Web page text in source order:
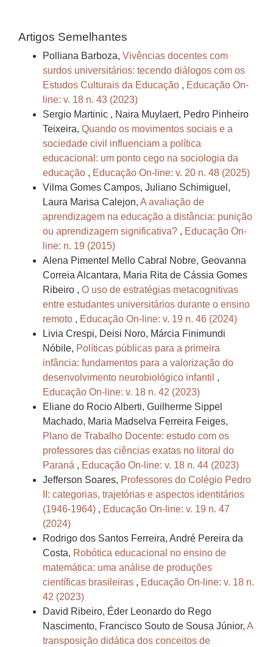
Artigos Semelhantes
Polliana Barboza, Vivências docentes com
surdos universitários: tecendo diálogos com os
Estudos Culturais da Educação , Educação On-
line: v. 18 n. 43 (2023)
Sergio Martinic , Naira Muylaert, Pedro Pinheiro
Teixeira, Quando os movimentos sociais e a
sociedade civil influenciam a política
educacional: um ponto cego na sociologia da
educação , Educação On-line: v. 20 n. 48 (2025)
Vilma Gomes Campos, Juliano Schimiguel,
Laura Marisa Calejon, A avaliação de
aprendizagem na educação a distância: punição
ou aprendizagem significativa? , Educação On-
line: n. 19 (2015)
Alena Pimentel Mello Cabral Nobre, Geovanna
Correia Alcantara, Maria Rita de Cássia Gomes
Ribeiro , O uso de estratégias metacognitivas
entre estudantes universitários durante o ensino
remoto , Educação On-line: v. 19 n. 46 (2024)
Livia Crespi, Deisi Noro, Márcia Finimundi
Nóbile, Políticas públicas para a primeira
infância: fundamentos para a valorização do
desenvolvimento neurobiológico infantil ,
Educação On-line: v. 18 n. 42 (2023)
Eliane do Rocio Alberti, Guilherme Sippel
Machado, Maria Madselva Ferreira Feiges,
Plano de Trabalho Docente: estudo com os
professores das ciências exatas no litoral do
Paraná , Educação On-line: v. 18 n. 44 (2023)
Jefferson Soares, Professores do Colégio Pedro
II: categorias, trajetórias e aspectos identitários
(1946-1964) , Educação On-line: v. 19 n. 47
(2024)
Rodrigo dos Santos Ferreira, André Pereira da
Costa, Robótica educacional no ensino de
matemática: uma análise de produções
científicas brasileiras , Educação On-line: v. 18 n.
42 (2023)
David Ribeiro, Éder Leonardo do Rego
Nascimento, Francisco Souto de Sousa Júnior, A
transposição didática dos conceitos de